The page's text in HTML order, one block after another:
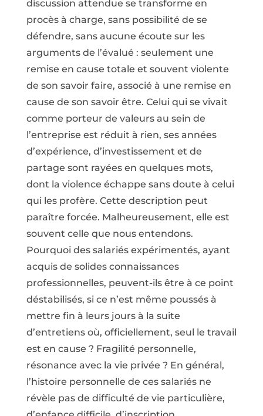
discussion attendue se transforme en
procès à charge, sans possibilité de se
défendre, sans aucune écoute sur les
arguments de l’évalué : seulement une
remise en cause totale et souvent violente
de son savoir faire, associé à une remise en
cause de son savoir être. Celui qui se vivait
comme porteur de valeurs au sein de
l’entreprise est réduit à rien, ses années
d’expérience, d’investissement et de
partage sont rayées en quelques mots,
dont la violence échappe sans doute à celui
qui les profère. Cette description peut
paraître forcée. Malheureusement, elle est
souvent celle que nous entendons.
Pourquoi des salariés expérimentés, ayant
acquis de solides connaissances
professionnelles, peuvent-ils être à ce point
déstabilisés, si ce n’est même poussés à
mettre fin à leurs jours à la suite
d’entretiens où, officiellement, seul le travail
est en cause ? Fragilité personnelle,
résonance avec la vie privée ? En général,
l’histoire personnelle de ces salariés ne
révèle pas de difficulté de vie particulière,